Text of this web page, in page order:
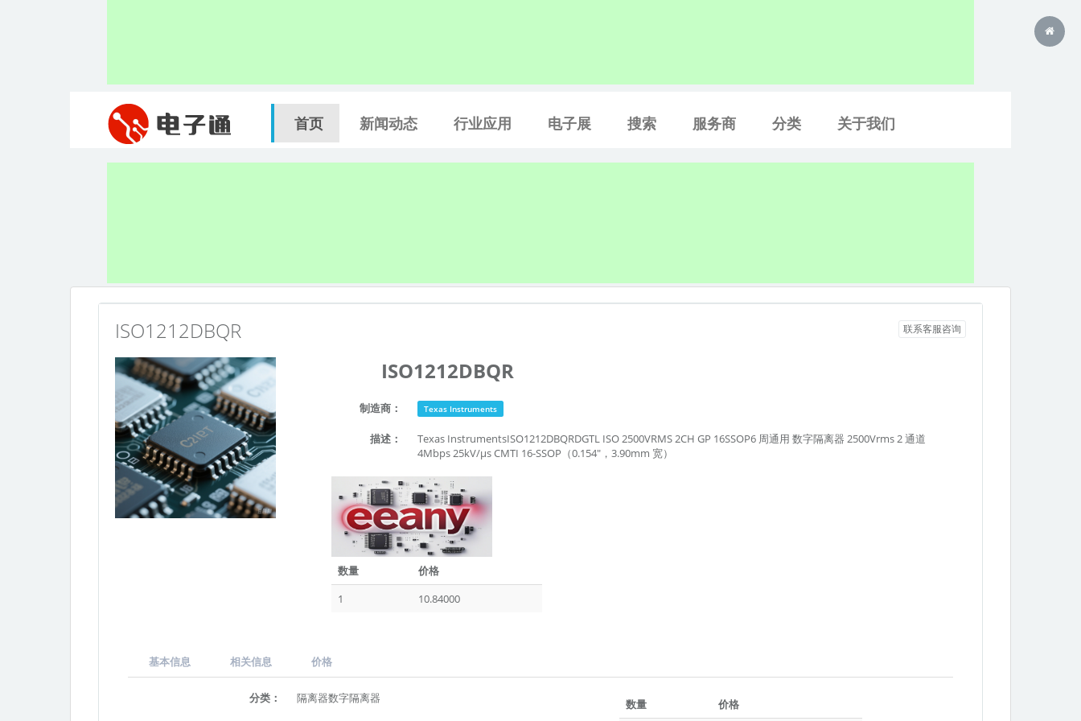
首页 新闻动态 行业应用 电子展 搜索 服务商 分类 关于我们
联系客服咨询
ISO1212DBQR
ISO1212DBQR
制造商： Texas Instruments
描述：
Texas InstrumentsISO1212DBQRDGTL ISO 2500VRMS 2CH GP 16SSOP6 周通用 数字隔离器 2500Vrms 2 通道
4Mbps 25kV/µs CMTI 16-SSOP（0.154"，3.90mm 宽）
数量
价格
1
10.84000
基本信息 相关信息 价格
分类： 隔离器数字隔离器 数量
价格